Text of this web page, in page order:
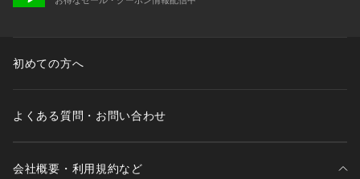
初めての方へ
よくある質問・お問い合わせ
会社概要・利用規約など